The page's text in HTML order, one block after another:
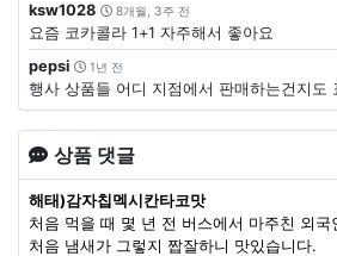
ksw1028
8개월, 3주 전
요즘 코카콜라 1+1 자주해서 좋아요
pepsi
1년 전
행사 상품들 어디 지점에서 판매하는건지도
상품 댓글
해태)감자칩멕시칸타코맛
처음 먹을 때 몇 년 전 버스에서 마주친 외국
처음 냄새가 그렇지 짭잘하니 맛있습니다.